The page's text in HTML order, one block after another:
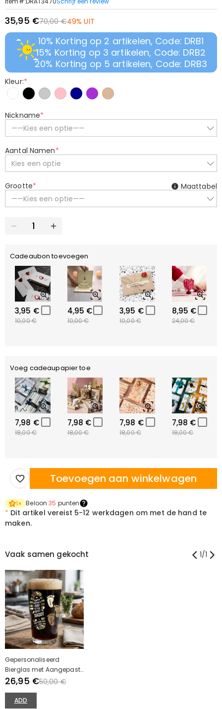
35,95 €70,00 €49% UIT
10% Korting op 2 artikelen, Code: DRB1
15% Korting op 3 artikelen, Code: DRB2
20% Korting op 5 artikelen, Code: DRB3
Kleur:*
Nickname*
——Kies een optie——
Aantal Namen*
Kies een optie
Grootte*
——Kies een optie——
Maattabel
Cadeaubon toevoegen
3,95 €
10,00 €
4,95 €
10,00 €
3,95 €
10,00 €
8,95 €
24,00 €
Voeg cadeaupapier toe
7,98 €
18,00 €
7,98 €
18,00 €
7,98 €
18,00 €
7,98 €
18,00 €
Toevoegen aan winkelwagen
1× Beloon35 punten
* Dit artikel vereist 5-12 werkdagen om met de hand te
maken.
Vaak samen gekocht 1/1
Gepersonaliseerd
Bierglas met Aangepaste
Familienamen
Voetafdrukpatroon
26,95 €50,00 €
ADD